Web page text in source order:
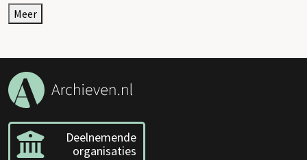
Meer
Deelnemende
organisaties